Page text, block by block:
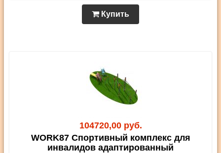
Купить
104720,00 руб.
WORK87 Спортивный комплекс для
инвалидов адаптированный